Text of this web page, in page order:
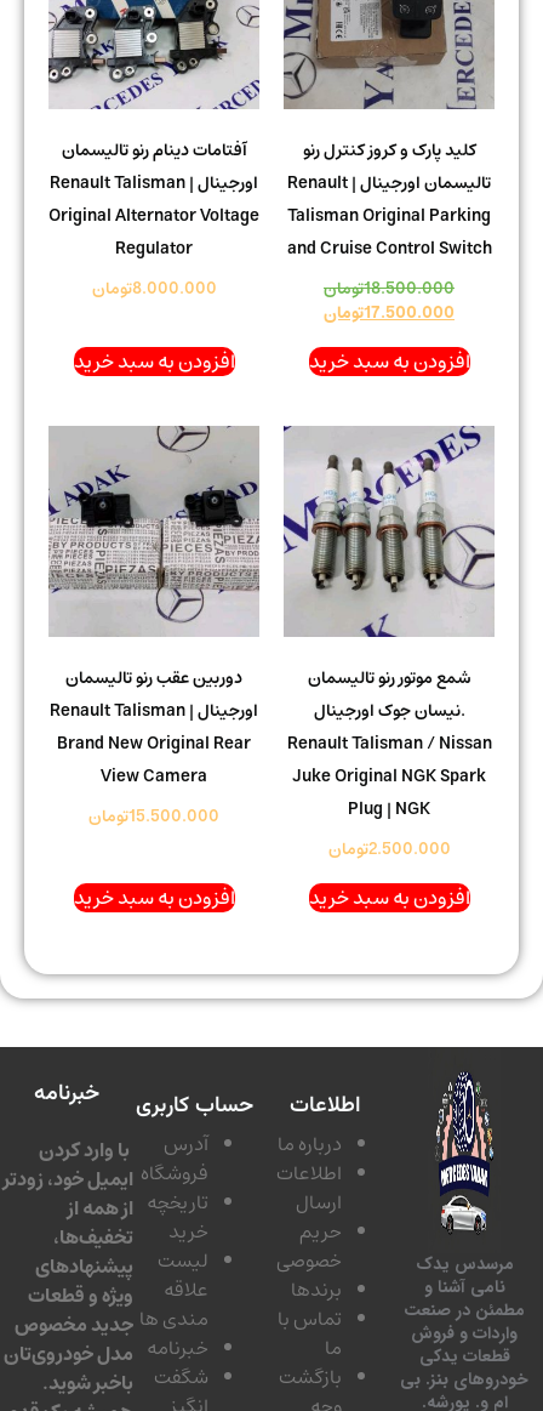
کلید پارک و کروز کنترل رنو
تالیسمان اورجینال | Renault
Talisman Original Parking
and Cruise Control Switch
18.500.000تومان
17.500.000تومان
افزودن به سبد خرید
آفتامات دینام رنو تالیسمان
اورجینال | Renault Talisman
Original Alternator Voltage
Regulator
8.000.000تومان
افزودن به سبد خرید
شمع موتور رنو تالیسمان
.نیسان جوک اورجینال
Renault Talisman / Nissan
Juke Original NGK Spark
Plug | NGK
2.500.000تومان
افزودن به سبد خرید
دوربین عقب رنو تالیسمان
اورجینال | Renault Talisman
Brand New Original Rear
View Camera
15.500.000تومان
افزودن به سبد خرید
یدک
آشنا و
در صنعت
و فروش
یدکی
بنز. بی
و. پورشه.
اطلاعات
درباره ما
اطلاعات
ارسال
حریم
خصوصی
برندها
تماس با
بازگشت
حساب کاربری
آدرس
فروشگاه
تاریخچه
لیست
مندی ها
خبرنامه
شگفت
خبرنامه
با وارد کردن
ایمیل خود، زودتر
از همه از
تخفیف‌ها،
پیشنهادهای
ویژه و قطعات
جدید مخصوص
مدل خودروی‌تان
باخبر شوید.